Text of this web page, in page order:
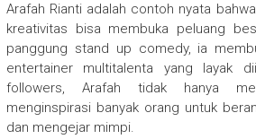
Arafah Rianti adalah contoh nyata
kreativitas bisa membuka peluang
panggung stand up comedy, ia
entertainer multitalenta yang layak
followers, Arafah tidak hanya
menginspirasi banyak orang untuk
dan mengejar mimpi.